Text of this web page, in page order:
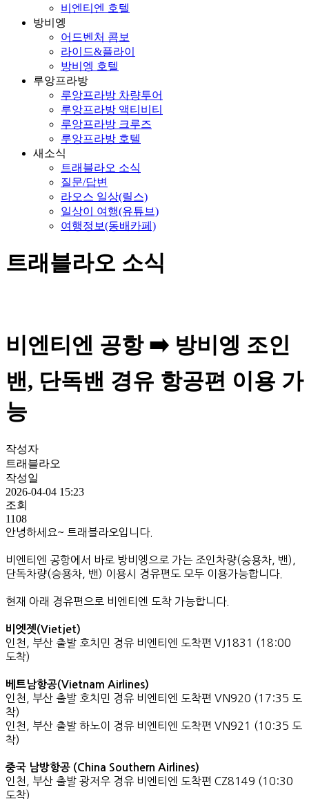
비엔티엔 호텔
방비엥
어드벤처 콤보
라이드&플라이
방비엥 호텔
루앙프라방
루앙프라방 차량투어
루앙프라방 액티비티
루앙프라방 크루즈
루앙프라방 호텔
새소식
트래블라오 소식
질문/답변
라오스 일상(릴스)
일상이 여행(유튜브)
여행정보(동배카페)
트래블라오 소식
비엔티엔 공항 ➡️ 방비엥 조인
밴, 단독밴 경유 항공편 이용 가
능
작성자
트래블라오
작성일
2026-04-04 15:23
조회
1108
안녕하세요~ 트래블라오입니다.
비엔티엔 공항에서 바로 방비엥으로 가는 조인차량(승용차, 밴),
단독차량(승용차, 밴) 이용시 경유편도 모두 이용가능합니다.
현재 아래 경유편으로 비엔티엔 도착 가능합니다.
비엣젯(Vietjet)
인천, 부산 출발 호치민 경유 비엔티엔 도착편 VJ1831 (18:00
도착)
베트남항공(Vietnam Airlines)
인천, 부산 출발 호치민 경유 비엔티엔 도착편 VN920 (17:35 도
착)
인천, 부산 출발 하노이 경유 비엔티엔 도착편 VN921 (10:35 도
착)
중국 남방항공 (China Southern Airlines)
인천, 부산 출발 광저우 경유 비엔티엔 도착편 CZ8149 (10:30
도착)